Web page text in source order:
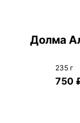
Долма
235 г
750